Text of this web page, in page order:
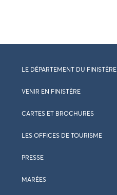
LE DÉPARTEMENT DU FINISTÈRE
VENIR EN FINISTÈRE
CARTES ET BROCHURES
LES OFFICES DE TOURISME
PRESSE
MARÉES